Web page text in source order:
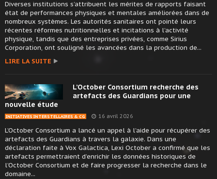
Diverses institutions s’attribuent les mérites de rapports faisant
état de performances physiques et mentales améliorées dans de
nombreux systèmes. Les autorités sanitaires ont pointé leurs
récentes réformes nutritionnelles et incitations à l’activité
physique, tandis que des entreprises privées, comme Sirius
Corporation, ont souligné les avancées dans la production de...
LIRE LA SUITE
L’October Consortium recherche des
artefacts des Guardians pour une
nouvelle étude
INITIATIVES INTERSTELLAIRES & CG 16 avril 2026
L’October Consortium a lancé un appel à l’aide pour récupérer des
artefacts des Guardians à travers la galaxie. Dans une
déclaration faite à Vox Galactica, Lexi October a confirmé que les
artefacts permettraient d’enrichir les données historiques de
l’October Consortium et de faire progresser la recherche dans le
domaine...